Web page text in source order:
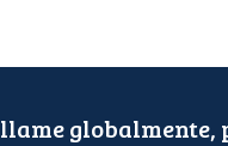
llame globalmente,